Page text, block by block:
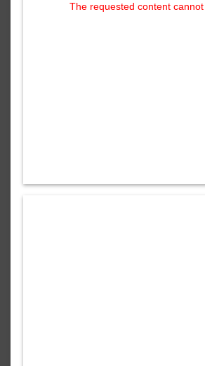
The requested content